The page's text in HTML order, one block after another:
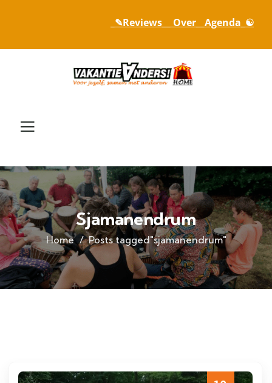
_✎Reviews_ _ Over_ _Agenda_☯
Sjamanendrum
Home Posts tagged"sjamanendrum"